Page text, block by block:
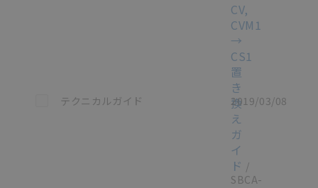
この資料を選択
テクニカルガイド
CV,
CVM1
→
CS1
置
き
換
え
ガ
イ
ド /
SBCA-
2019/03/08